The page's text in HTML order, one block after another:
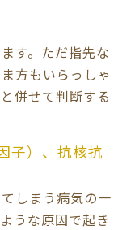
す。ただ指先な
方もいらっしゃ
併せて判断する
子）、抗核抗
しまう病気の一
うな原因で起き